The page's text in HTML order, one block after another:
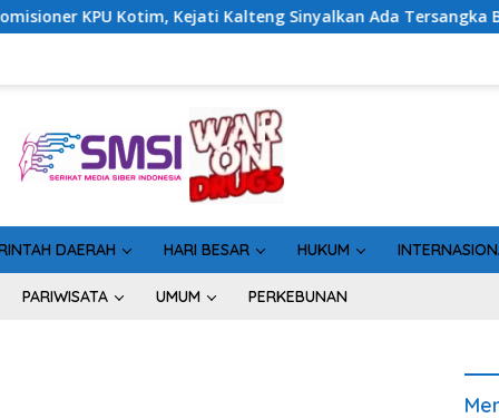
Kejati Kalteng Sinyalkan Ada Tersangka Baru di Kasus
DAERAH HARI BESAR HUKUM
PARIWISATA UMUM PERKEBUNAN